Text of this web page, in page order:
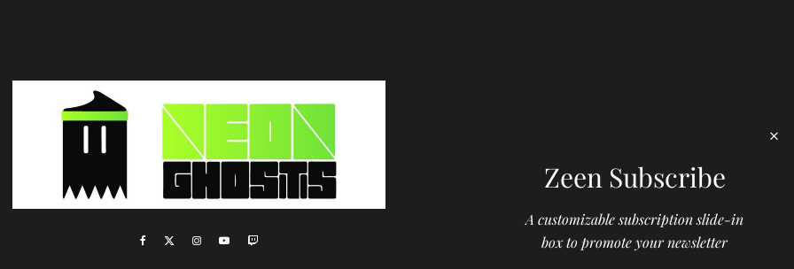
Zeen Subscribe
A customizable subscription slide-in
box to promote your newsletter